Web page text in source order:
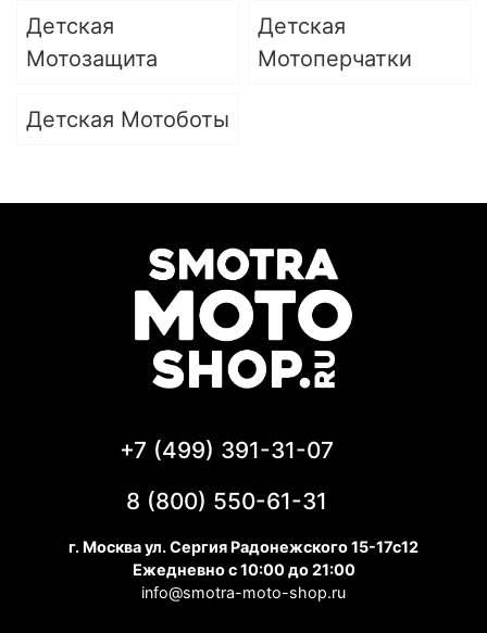
Детская
Мотозащита
Детская
Мотоперчатки
Детская Мотоботы
+7 (499) 391-31-07
8 (800) 550-61-31
г. Москва ул. Сергия Радонежского 15-17с12
Ежедневно с 10:00 до 21:00
info@smotra-moto-shop.ru